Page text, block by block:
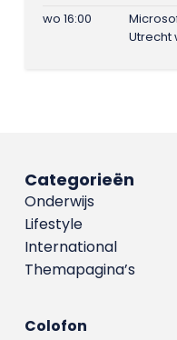
wo 16:00
Utrecht
Categorieën
Onderwijs
Lifestyle
International
Themapagina’s
Colofon